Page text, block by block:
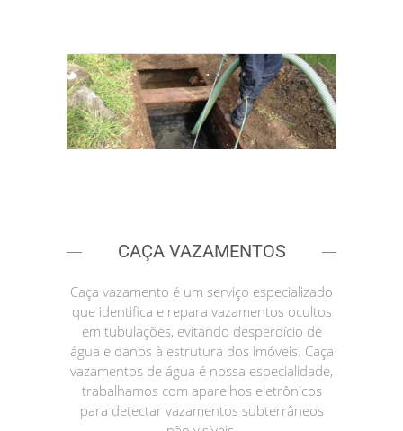
CAÇA VAZAMENTOS
Caça vazamento é um serviço especializado
que identifica e repara vazamentos ocultos
em tubulações, evitando desperdício de
água e danos à estrutura dos imóveis. Caça
vazamentos de água é nossa especialidade,
trabalhamos com aparelhos eletrônicos
para detectar vazamentos subterrâneos